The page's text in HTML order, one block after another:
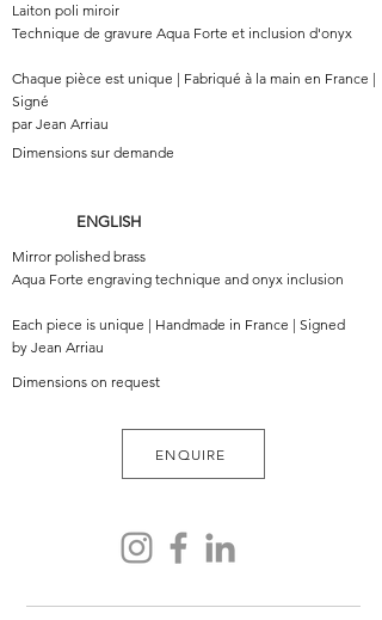
Laiton poli miroir
Technique de gravure Aqua Forte et inclusion d'onyx
Chaque pièce est unique | Fabriqué à la main en France |
Signé
par Jean Arriau
Dimensions sur demande
ENGLISH
Mirror polished brass
Aqua Forte engraving technique and onyx inclusion
Each piece is unique | Handmade in France | Signed
by Jean Arriau
Dimensions on request
ENQUIRE